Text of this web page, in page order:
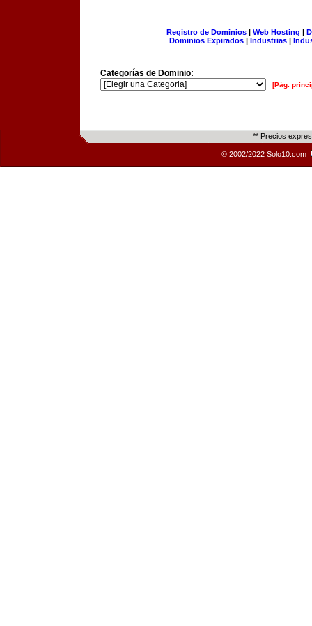
Registro de Dominios| Web Hosting |
Dominios Expirados | Industrias |
Categorías de Dominio:
[Pág.
** Precios
© 2002/2022 Solo10.com